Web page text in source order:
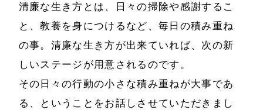
導入企業一覧
メディア掲載
書籍・DVD
メールマガジン
お問い合わせ
清廉な生き方とは、日々の掃除や感謝するこ
と、教養を身につけるなど、毎日の積み重ね
の事。清廉な生き方が出来ていれば、次の新
しいステージが用意されるのです。
その日々の行動の小さな積み重ねが大事であ
る、ということをお話しさせていただきまし